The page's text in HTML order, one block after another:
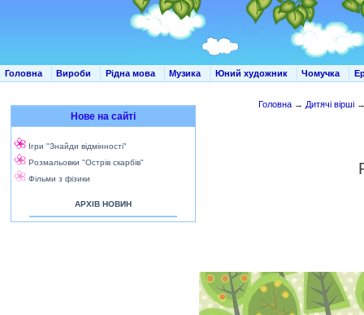
Головна Вироби Рідна мова Музика Юний художник Чомучка
Нове на сайті
Ігри "Знайди відмінності"
Розмальовки "Острів скарбів"
Фільми з фізики
АРХІВ НОВИН
Головна→ Дитячі вірші